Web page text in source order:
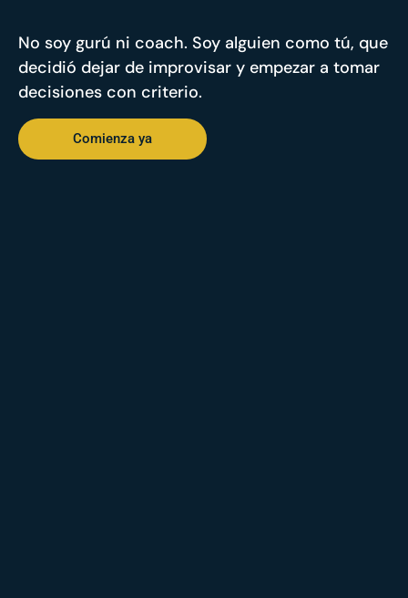
No soy gurú ni coach. Soy alguien como tú, que
decidió dejar de improvisar y empezar a tomar
decisiones con criterio.
Comienza ya